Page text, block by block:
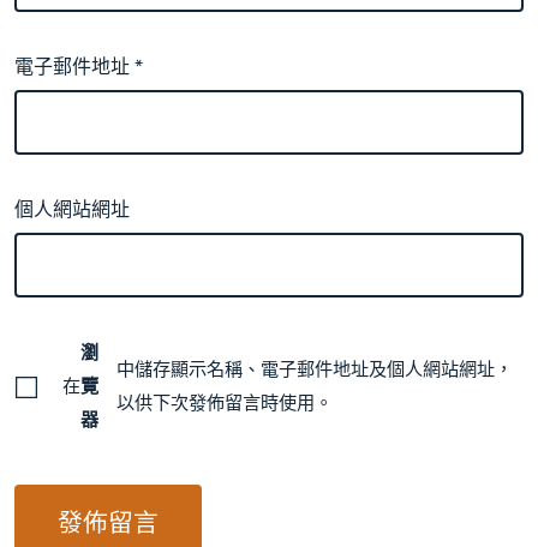
電子郵件地址*
個人網站網址
在
瀏
覽
器
中儲存顯示名稱、電子郵件地址及個人網站網址，
以供下次發佈留言時使用。